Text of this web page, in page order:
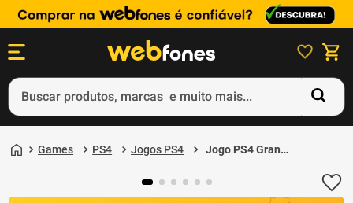
Buscar produtos, marcas e muito mais...
Games PS4 Jogos PS4
Jogo PS4 Gran